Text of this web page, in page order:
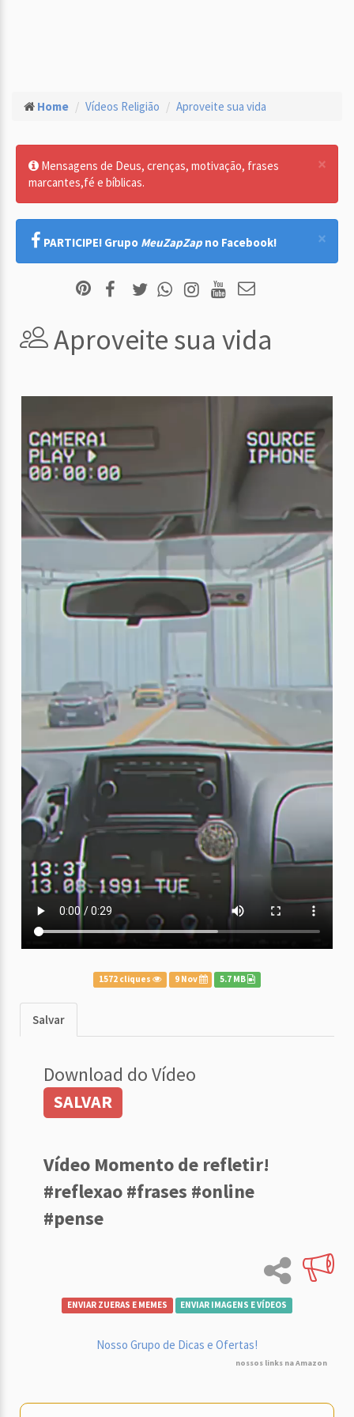
Home Vídeos Religião Aproveite sua vida
×
Mensagens de Deus, crenças, motivação, frases
marcantes,fé e bíblicas.
×
PARTICIPE! Grupo MeuZapZap no Facebook!
Aproveite sua vida
1572 cliques 9 Nov 5.7 MB
Salvar
Download do Vídeo
SALVAR
Vídeo Momento de refletir!
#reflexao #frases #online
#pense
ENVIAR ZUERAS E MEMES ENVIAR IMAGENS E VÍDEOS
Nosso Grupo de Dicas e Ofertas!
nossos links na Amazon